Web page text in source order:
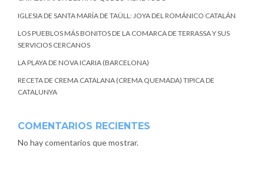
IGLESIA DE SANTA MARÍA DE TAÜLL: JOYA DEL ROMÁNICO CATALÁN
LOS PUEBLOS MÁS BONITOS DE LA COMARCA DE TERRASSA Y SUS
SERVICIOS CERCANOS
LA PLAYA DE NOVA ICARIA (BARCELONA)
RECETA DE CREMA CATALANA (CREMA QUEMADA) TIPICA DE
CATALUNYA
COMENTARIOS RECIENTES
No hay comentarios que mostrar.